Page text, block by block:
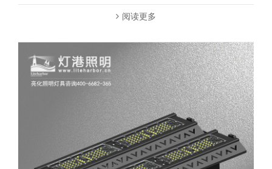
阅读更多